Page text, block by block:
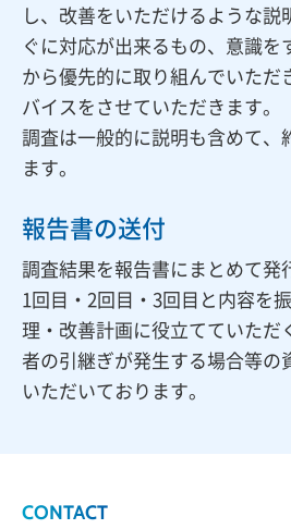
し、改善をいただけるような
ぐに対応が出来るもの、意識を
から優先的に取り組んでいただ
バイスをさせていただきます。
調査は一般的に説明も含めて、
ます。
報告書の送付
調査結果を報告書にまとめて発
1回目・2回目・3回目と内容を
理・改善計画に役立てていただ
者の引継ぎが発生する場合等の
いただいております。
CONTACT